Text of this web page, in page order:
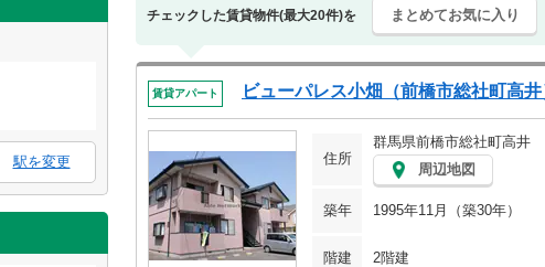
駅を変更
チェックした賃貸物件(最大20件)を まとめてお気に入り
賃貸アパート ビューパレス小畑（前橋市総社町高井
住所
群馬県前橋市総社町高井
周辺地図
築年 1995年11月（築30年）
階建 2階建